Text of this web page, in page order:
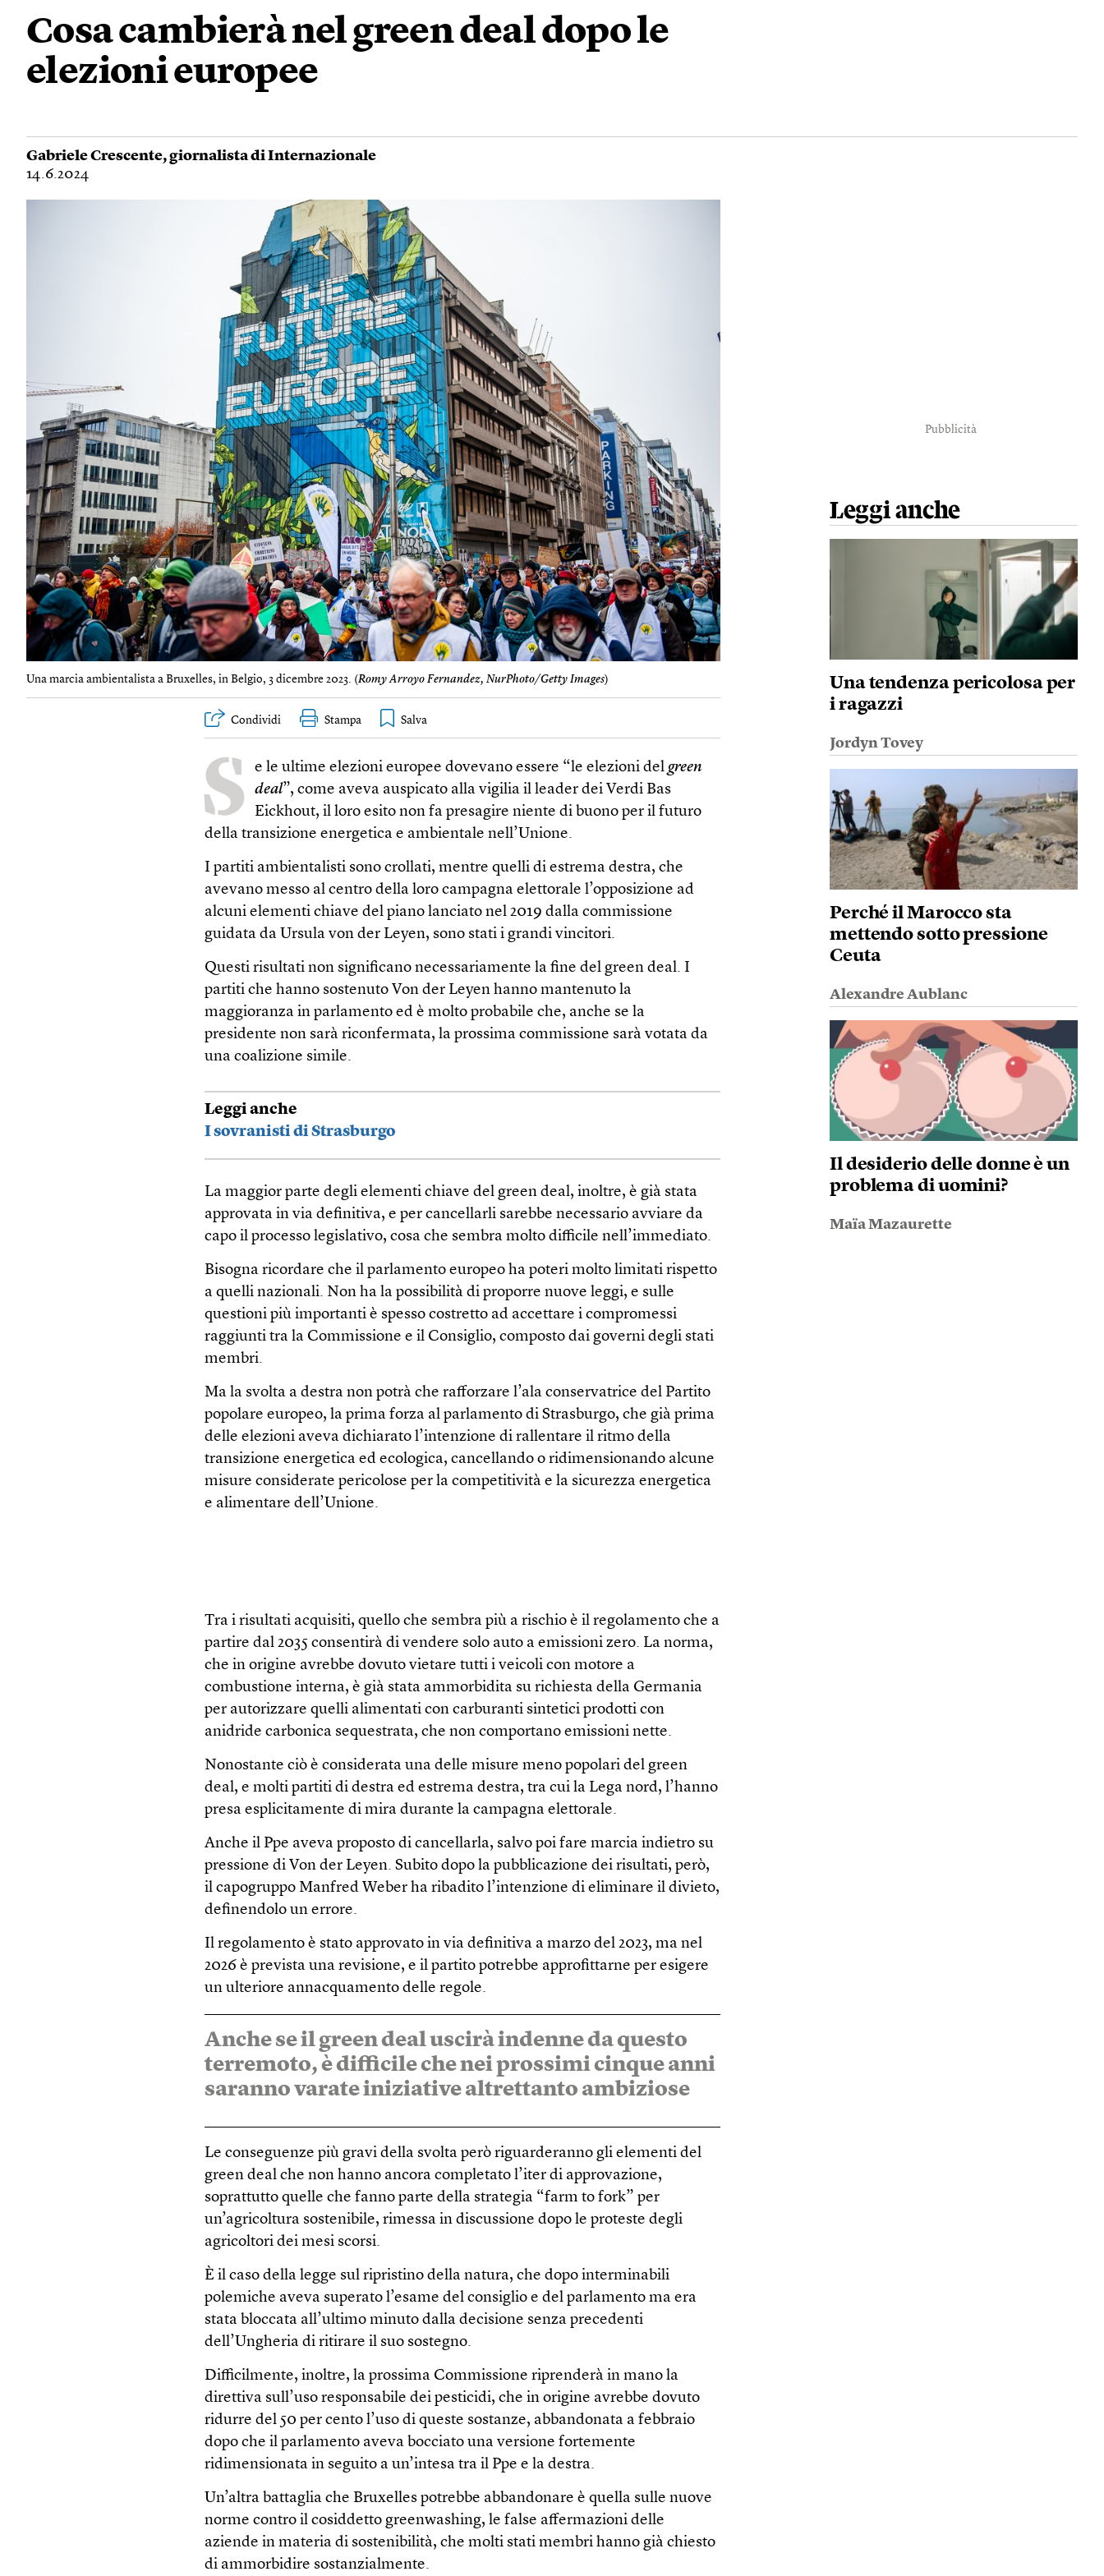
Cosa cambierà nel green deal dopo le
elezioni europee
Gabriele Crescente, giornalista di Internazionale
14.6.2024
Una marcia ambientalista a Bruxelles, in Belgio, 3 dicembre 2023. (Romy Arroyo Fernandez, NurPhoto/Getty Images)
Condividi Stampa
S e le ultime elezioni europee dovevano essere “le elezioni delgreen
deal”, come aveva auspicato alla vigilia il leader dei Verdi Bas
Eickhout, il loro esito non fa presagire niente di buono per il futuro
della transizione energetica e ambientale nell’Unione.
I partiti ambientalisti sono crollati, mentre quelli di estrema destra, che
avevano messo al centro della loro campagna elettorale l’opposizione ad
alcuni elementi chiave del piano lanciato nel 2019 dalla commissione
guidata da Ursula von der Leyen, sono stati i grandi vincitori.
Questi risultati non significano necessariamente la fine del green deal. I
partiti che hanno sostenuto Von der Leyen hanno mantenuto la
maggioranza in parlamento ed è molto probabile che, anche se la
presidente non sarà riconfermata, la prossima commissione sarà votata da
una coalizione simile.
Leggi anche
I sovranisti di Strasburgo
La maggior parte degli elementi chiave del green deal, inoltre, è già stata
approvata in via definitiva, e per cancellarli sarebbe necessario avviare da
capo il processo legislativo, cosa che sembra molto difficile nell’immediato.
Bisogna ricordare che il parlamento europeo ha poteri molto limitati rispetto
a quelli nazionali. Non ha la possibilità di proporre nuove leggi, e sulle
questioni più importanti è spesso costretto ad accettare i compromessi
raggiunti tra la Commissione e il Consiglio, composto dai governi degli stati
membri.
Ma la svolta a destra non potrà che rafforzare l’ala conservatrice del Partito
popolare europeo, la prima forza al parlamento di Strasburgo, che già prima
delle elezioni aveva dichiarato l’intenzione di rallentare il ritmo della
transizione energetica ed ecologica, cancellando o ridimensionando alcune
misure considerate pericolose per la competitività e la sicurezza energetica
e alimentare dell’Unione.
Tra i risultati acquisiti, quello che sembra più a rischio è il regolamento che a
partire dal 2035 consentirà di vendere solo auto a emissioni zero. La norma,
che in origine avrebbe dovuto vietare tutti i veicoli con motore a
combustione interna, è già stata ammorbidita su richiesta della Germania
per autorizzare quelli alimentati con carburanti sintetici prodotti con
anidride carbonica sequestrata, che non comportano emissioni nette.
Nonostante ciò è considerata una delle misure meno popolari del green
deal, e molti partiti di destra ed estrema destra, tra cui la Lega nord, l’hanno
presa esplicitamente di mira durante la campagna elettorale.
Anche il Ppe aveva proposto di cancellarla, salvo poi fare marcia indietro su
pressione di Von der Leyen. Subito dopo la pubblicazione dei risultati, però,
il capogruppo Manfred Weber ha ribadito l’intenzione di eliminare il divieto,
definendolo un errore.
Il regolamento è stato approvato in via definitiva a marzo del 2023, ma nel
2026 è prevista una revisione, e il partito potrebbe approfittarne per esigere
un ulteriore annacquamento delle regole.
Anche se il green deal uscirà indenne da questo
terremoto, è difficile che nei prossimi cinque anni
saranno varate iniziative altrettanto ambiziose
Le conseguenze più gravi della svolta però riguarderanno gli elementi del
green deal che non hanno ancora completato l’iter di approvazione,
soprattutto quelle che fanno parte della strategia “farm to fork” per
un’agricoltura sostenibile, rimessa in discussione dopo le proteste degli
agricoltori dei mesi scorsi.
È il caso della legge sul ripristino della natura, che dopo interminabili
polemiche aveva superato l’esame del consiglio e del parlamento ma era
stata bloccata all’ultimo minuto dalla decisione senza precedenti
dell’Ungheria di ritirare il suo sostegno.
Difficilmente, inoltre, la prossima Commissione riprenderà in mano la
direttiva sull’uso responsabile dei pesticidi, che in origine avrebbe dovuto
ridurre del 50 per cento l’uso di queste sostanze, abbandonata a febbraio
dopo che il parlamento aveva bocciato una versione fortemente
ridimensionata in seguito a un’intesa tra il Ppe e la destra.
Un’altra battaglia che Bruxelles potrebbe abbandonare è quella sulle nuove
norme contro il cosiddetto greenwashing, le false affermazioni delle
aziende in materia di sostenibilità, che molti stati membri hanno già chiesto
di ammorbidire sostanzialmente.
Pubblicità
Leggi anche
Una tendenza pericolosa per
i ragazzi
Jordyn Tovey
Perché il Marocco sta
mettendo sotto pressione
Ceuta
Alexandre Aublanc
Il desiderio delle donne è un
problema di uomini?
Maïa Mazaurette